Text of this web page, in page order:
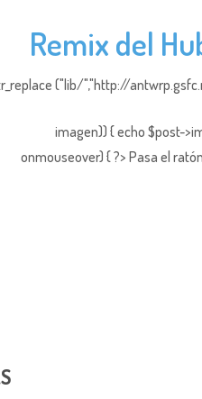
Remix del
("lib/","http://
imagen)) { echo $post-
onmouseover) { ?> Pasa el